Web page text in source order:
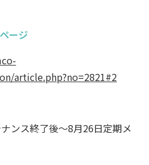
ージ
article.php?no=2821#2
ンス終了後～8月26日定期メ